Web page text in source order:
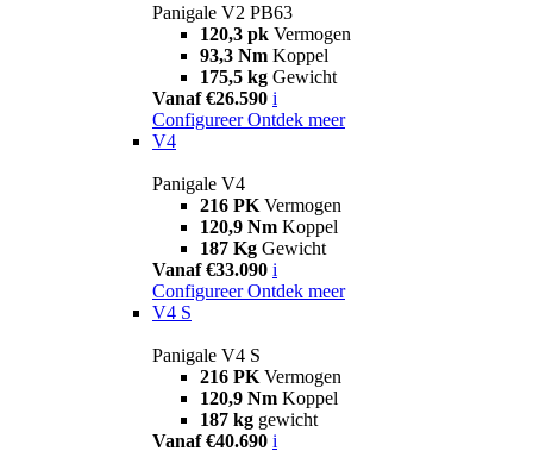
Panigale V2 PB63
120,3 pk Vermogen
93,3 Nm Koppel
175,5 kg Gewicht
Vanaf €26.590 i
Configureer Ontdek meer
V4
Panigale V4
216 PK Vermogen
120,9 Nm Koppel
187 Kg Gewicht
Vanaf €33.090 i
Configureer Ontdek meer
V4 S
Panigale V4 S
216 PK Vermogen
120,9 Nm Koppel
187 kg gewicht
Vanaf €40.690 i